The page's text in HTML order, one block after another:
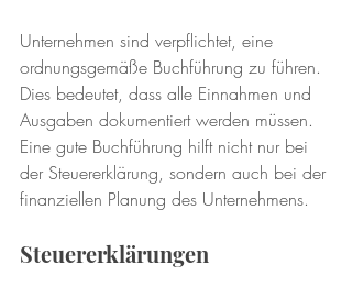
Unternehmen sind verpflichtet, eine
ordnungsgemäße Buchführung zu führen.
Dies bedeutet, dass alle Einnahmen und
Ausgaben dokumentiert werden müssen.
Eine gute Buchführung hilft nicht nur bei
der Steuererklärung, sondern auch bei der
finanziellen Planung des Unternehmens.
Steuererklärungen